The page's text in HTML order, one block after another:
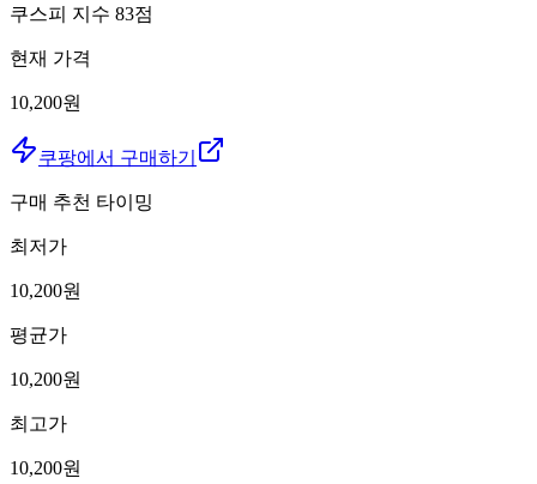
쿠스피 지수 83점
현재 가격
10,200원
쿠팡에서 구매하기
구매 추천 타이밍
최저가
10,200원
평균가
10,200원
최고가
10,200원